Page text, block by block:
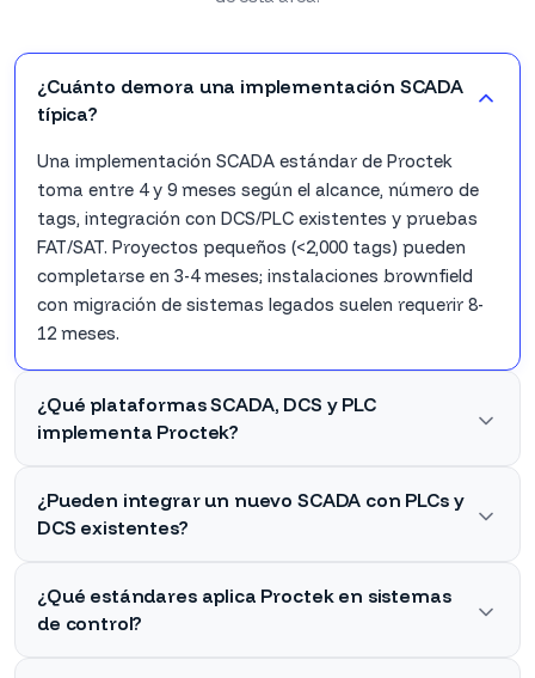
¿Cuánto demora una implementación SCADA
típica?
Una implementación SCADA estándar de Proctek
toma entre 4 y 9 meses según el alcance, número de
tags, integración con DCS/PLC existentes y pruebas
FAT/SAT. Proyectos pequeños (<2,000 tags) pueden
completarse en 3-4 meses; instalaciones brownfield
con migración de sistemas legados suelen requerir 8-
12 meses.
¿Qué plataformas SCADA, DCS y PLC
implementa Proctek?
¿Pueden integrar un nuevo SCADA con PLCs y
DCS existentes?
¿Qué estándares aplica Proctek en sistemas
de control?